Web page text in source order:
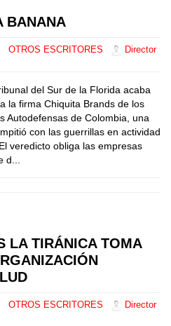
BANANA
OTROS ESCRITORES
Director
del Sur de la Florida acaba
la firma Chiquita Brands de los
Autodefensas de Colombia, una
con las guerrillas en actividad
veredicto obliga las empresas
LA TIRÁNICA TOMA
OTROS ESCRITORES
Director